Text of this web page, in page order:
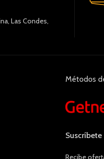
Las Condes,
Métodos
Recibe